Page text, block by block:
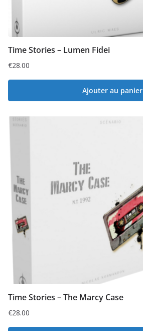
Time Stories – Lumen Fidei
€28.00
Ajouter au panier
Time Stories – The Marcy Case
€28.00